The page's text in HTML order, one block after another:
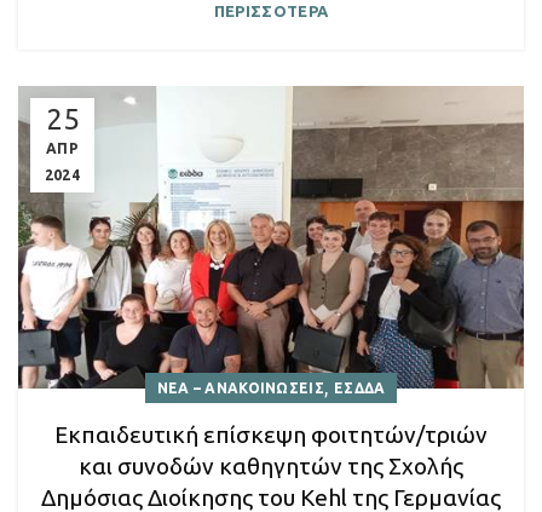
ΠΕΡΙΣΣΟΤΕΡΑ
25
ΑΠΡ
2024
ΝΕΑ – ΑΝΑΚΟΙΝΩΣΕΙΣ, ΕΣΔΔΑ
Εκπαιδευτική επίσκεψη φοιτητών/τριών
και συνοδών καθηγητών της Σχολής
Δημόσιας Διοίκησης του Kehl της Γερμανίας